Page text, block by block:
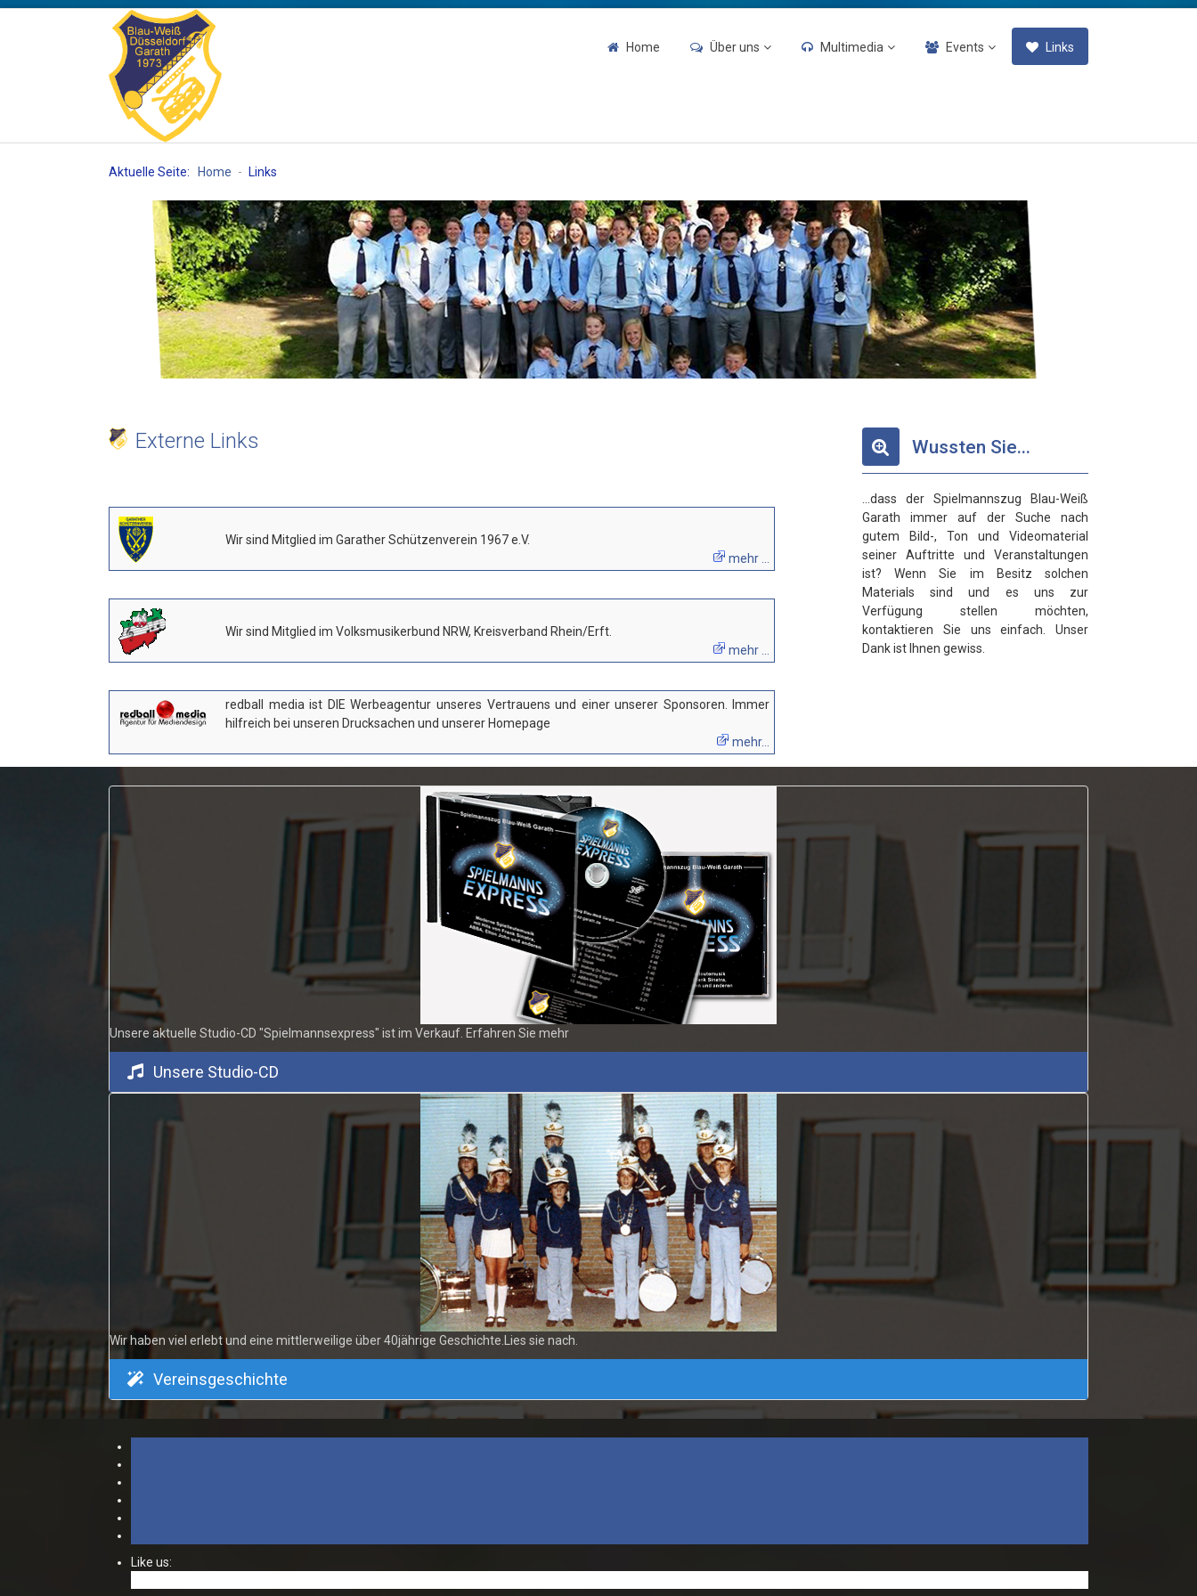
Home Über uns Multimedia Events Links
Aktuelle Seite: Home - Links
Externe Links
Wir sind Mitglied im Garather Schützenverein 1967 e.V.
mehr ...
Wir sind Mitglied im Volksmusikerbund NRW, Kreisverband Rhein/Erft.
mehr ...
redball media ist DIE Werbeagentur unseres Vertrauens und einer unserer Sponsoren. Immer
hilfreich bei unseren Drucksachen und unserer Homepage
mehr...
Wussten Sie...
...dass der Spielmannszug Blau-Weiß
Garath immer auf der Suche nach
gutem Bild-, Ton und Videomaterial
seiner Auftritte und Veranstaltungen
ist? Wenn Sie im Besitz solchen
Materials sind und es uns zur
Verfügung stellen möchten,
kontaktieren Sie uns einfach. Unser
Dank ist Ihnen gewiss.
Unsere aktuelle Studio-CD "Spielmannsexpress" ist im Verkauf. Erfahren Sie mehr
Unsere Studio-CD
Wir haben viel erlebt und eine mittlerweilige über 40jährige Geschichte.Lies sie nach.
Vereinsgeschichte
Like us: